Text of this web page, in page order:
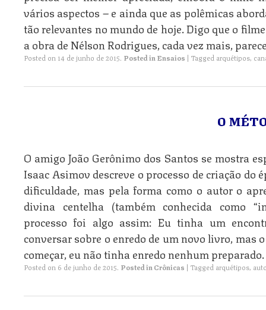
vários aspectos – e ainda que as polêmicas
tão relevantes no mundo de hoje. Digo que o
a obra de Nélson Rodrigues, cada vez mais,
Posted on 14 de junho de 2015. Posted in Ensaios | Tagged arquétipos,
O
O amigo João Gerônimo dos Santos se mostra
Isaac Asimov descreve o processo de criação do
dificuldade, mas pela forma como o autor o
divina centelha (também conhecida como
processo foi algo assim: Eu tinha um
conversar sobre o enredo de um novo livro, mas
começar, eu não tinha enredo nenhum
Posted on 6 de junho de 2015. Posted inCrônicas | Tagged arquétipos,